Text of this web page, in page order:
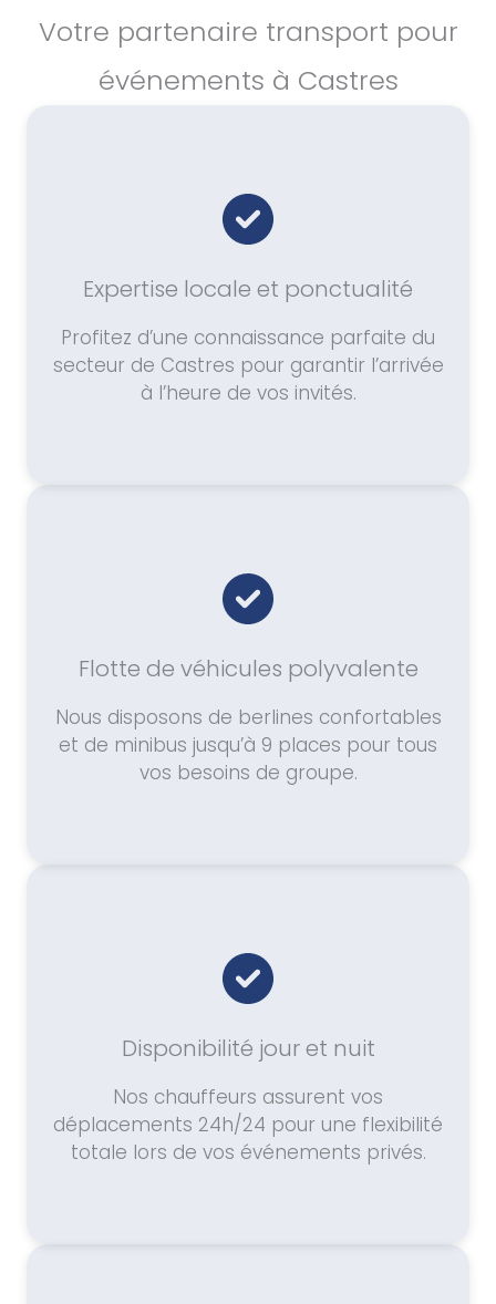
Votre partenaire transport pour
événements à Castres
Expertise locale et ponctualité
Profitez d’une connaissance parfaite du
secteur de Castres pour garantir l’arrivée
à l’heure de vos invités.
Flotte de véhicules polyvalente
Nous disposons de berlines confortables
et de minibus jusqu’à 9 places pour tous
vos besoins de groupe.
Disponibilité jour et nuit
Nos chauffeurs assurent vos
déplacements 24h/24 pour une flexibilité
totale lors de vos événements privés.